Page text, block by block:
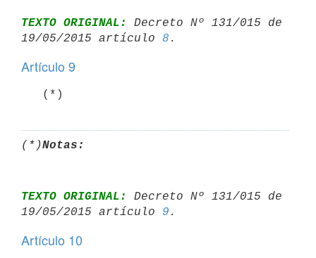
TEXTO ORIGINAL:
Decreto Nº 131/015 de
19/05/2015 artículo 8
Artículo 9
   (*)
(*)Notas:
TEXTO ORIGINAL:
Decreto Nº 131/015 de
19/05/2015 artículo 9
Artículo 10